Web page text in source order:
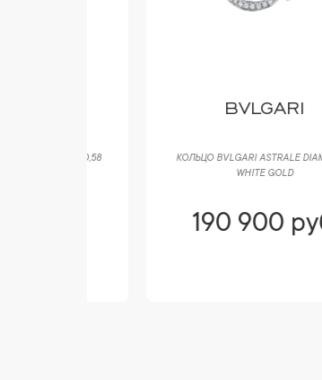
BVLGARI
КОЛЬЦО BVLGARI ASTRALE DIAMOND &
WHITE GOLD
190 900 руб.